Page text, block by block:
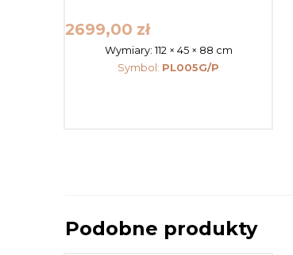
2699,00 zł
Wymiary: 112 × 45 × 88 cm
Symbol: PL005G/P
Podobne produkty